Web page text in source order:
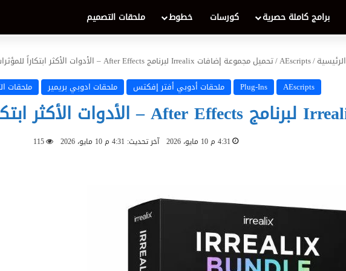
برامج كاملة حصرية كورسات خطوط ملحقات التصميم
الرئيسية/
AEscripts
/تحميل مجموعة إضافات Irrealix لبرنامج After Effects – الأدوات الأكثر ابتكاراً للمؤثرات البصرية وتصميم الحركة
AEscripts
Plug-Ins ملحقات أدوبي أفتر إفكتس ملحقات ادوبي بريمير ملحقات
4:31 م 10 مايو، 2026 آخر تحديث: 4:31 م 10 مايو، 2026 115